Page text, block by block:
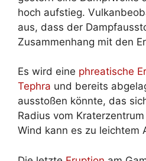
hoch aufstieg.
aus, dass der
Zusammenhang mit den
Es wird eine phreatische
Tephra und bereits
ausstoßen könnte, das
Radius vom
Wind kann es zu leichtem